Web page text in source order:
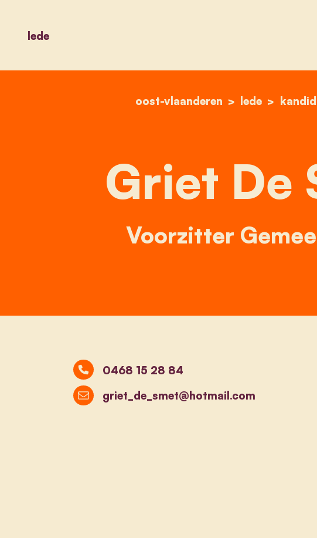
lede
home
oost-vlaanderen lede griet
Griet De
Voorzitter
0468 15 28 84
griet_de_smet@hotmail.com